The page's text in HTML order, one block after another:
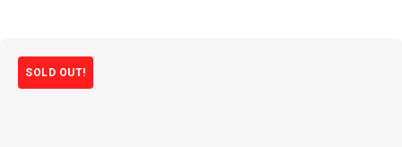
SOLD OUT!